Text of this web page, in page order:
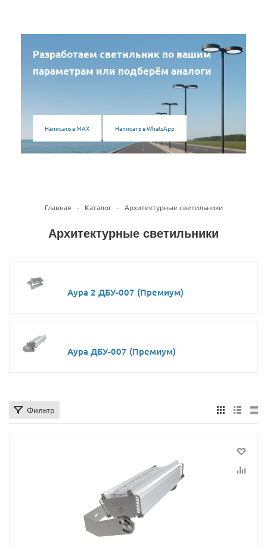
Разработаем светильник по вашим
параметрам или подберём аналоги
Написать в MAX Написать в WhatsApp
Главная - Каталог - Архитектурные светильники
Архитектурные светильники
Аура 2 ДБУ-007 (Премиум)
Аура ДБУ-007 (Премиум)
Фильтр